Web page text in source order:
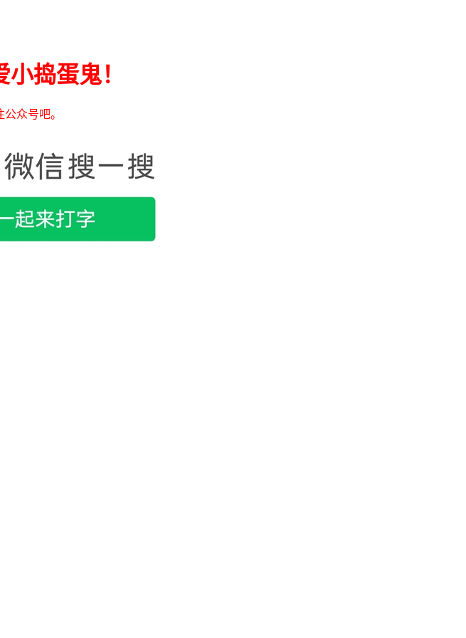
捣蛋鬼！
众号吧。